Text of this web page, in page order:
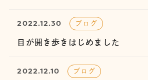
2022.12.30 ブログ
目が開き歩きはじめました
2022.12.10 ブログ